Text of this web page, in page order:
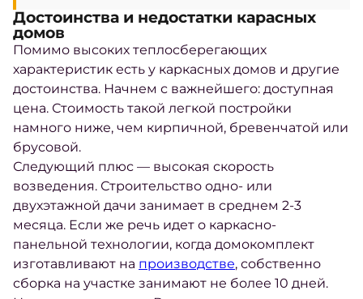
Достоинства и недостатки карасных
домов
Помимо высоких теплосберегающих
характеристик есть у каркасных домов и другие
достоинства. Начнем с важнейшего: доступная
цена. Стоимость такой легкой постройки
намного ниже, чем кирпичной, бревенчатой или
брусовой.
Следующий плюс — высокая скорость
возведения. Строительство одно- или
двухэтажной дачи занимает в среднем 2-3
месяца. Если же речь идет о каркасно-
панельной технологии, когда домокомплект
изготавливают на производстве, собственно
сборка на участке занимают не более 10 дней.